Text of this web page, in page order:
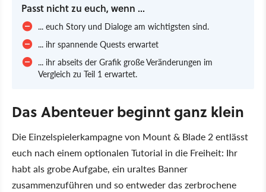
Passt nicht zu euch, wenn ...
... euch Story und Dialoge am wichtigsten sind.
... ihr spannende Quests erwartet
... ihr abseits der Grafik große Veränderungen im
Vergleich zu Teil 1 erwartet.
Das Abenteuer beginnt ganz klein
Die Einzelspielerkampagne von Mount & Blade 2 entlässt
euch nach einem optionalen Tutorial in die Freiheit: Ihr
habt als grobe Aufgabe, ein uraltes Banner
zusammenzuführen und so entweder das zerbrochene